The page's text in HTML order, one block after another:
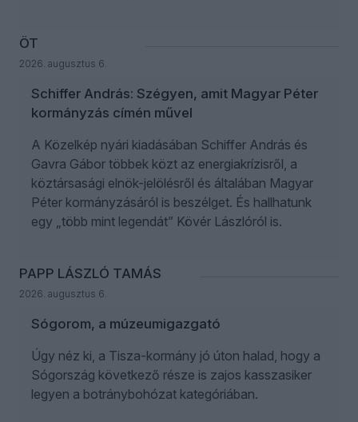
ÖT
2026. augusztus 6.
Schiffer András: Szégyen, amit Magyar Péter
kormányzás címén művel
A Közelkép nyári kiadásában Schiffer András és
Gavra Gábor többek közt az energiakrízisről, a
köztársasági elnök-jelölésről és általában Magyar
Péter kormányzásáról is beszélget. És hallhatunk
egy „több mint legendát” Kövér Lászlóról is.
PAPP LÁSZLÓ TAMÁS
2026. augusztus 6.
Sógorom, a múzeumigazgató
Úgy néz ki, a Tisza-kormány jó úton halad, hogy a
Sógország következő része is zajos kasszasiker
legyen a botránybohózat kategóriában.